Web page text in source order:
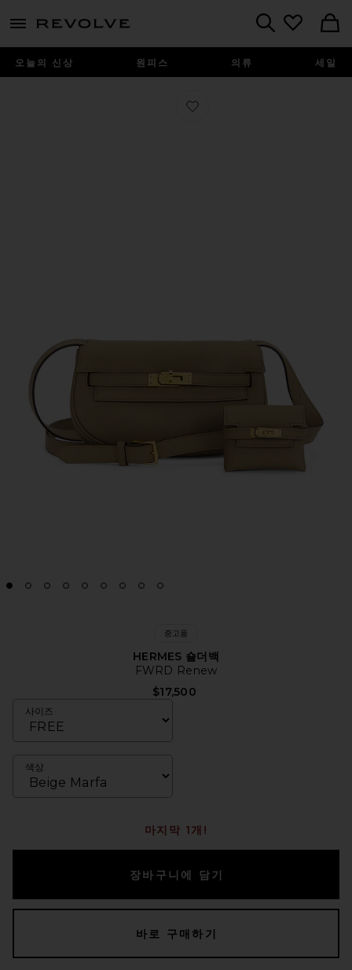
menu - shows more content
오늘의 신상 원피스 의류 세일
찜상품 HERMES 숄더백
중고품
HERMES 숄더백
FWRD Renew
$17,500
사이즈
색상
마지막 1개!
장바구니에 담기
바로 구매하기